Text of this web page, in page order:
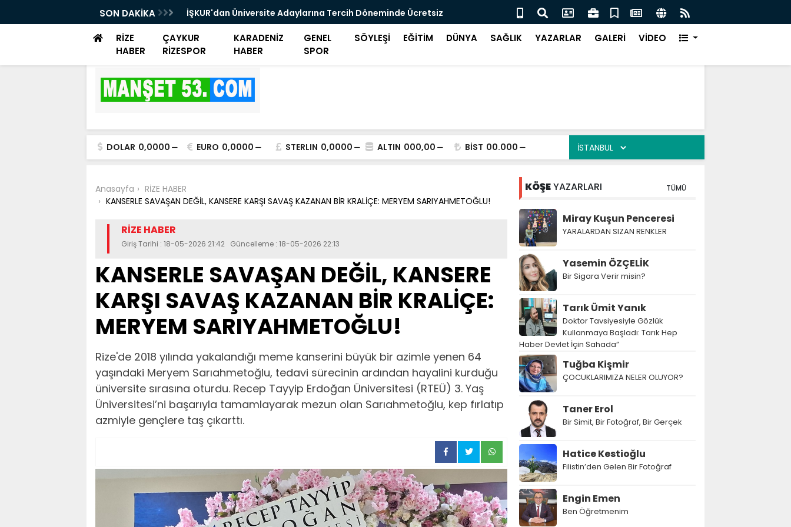
SON DAKİKA
Günü düzenlendi
İŞKUR'dan Üniversite Adaylarına Tercih Döneminde Ücretsiz
Danışmanlık Desteği
Midilli'de Türk Müziği Rüzgarı Esecek.
RİZE
HABER
ÇAYKUR
RİZESPOR
KARADENİZ
HABER
GENEL
SPOR
SÖYLEŞİ EĞİTİM DÜNYA SAĞLIK YAZARLAR GALERİ VİDEO
DOLAR 0,0000 EURO 0,0000 STERLIN 0,0000 ALTIN 000,00 BİST 00.000
Anasayfa
RİZE HABER
KANSERLE SAVAŞAN DEĞİL, KANSERE KARŞI SAVAŞ KAZANAN BİR KRALİÇE: MERYEM SARIYAHMETOĞLU!
RİZE HABER
Giriş Tarihi : 18-05-2026 21:42 Güncelleme : 18-05-2026 22:13
KANSERLE SAVAŞAN DEĞİL, KANSERE
KARŞI SAVAŞ KAZANAN BİR KRALİÇE:
MERYEM SARIYAHMETOĞLU!
Rize'de 2018 yılında yakalandığı meme kanserini büyük bir azimle yenen 64
yaşındaki Meryem Sarıahmetoğlu, tedavi sürecinin ardından hayalini kurduğu
üniversite sırasına oturdu. Recep Tayyip Erdoğan Üniversitesi (RTEÜ) 3. Yaş
Üniversitesi’ni başarıyla tamamlayarak mezun olan Sarıahmetoğlu, kep fırlatıp
azmiyle gençlere taş çıkarttı.
KÖŞEYAZARLARI TÜMÜ
Miray Kuşun Penceresi
YARALARDAN SIZAN RENKLER
Yasemin ÖZÇELİK
Bir Sigara Verir misin?
Tarık Ümit Yanık
Doktor Tavsiyesiyle Gözlük
Kullanmaya Başladı: Tarık Hep
Haber Devlet İçin Sahada”
Tuğba Kişmir
ÇOCUKLARIMIZA NELER OLUYOR?
Taner Erol
Bir Simit, Bir Fotoğraf, Bir Gerçek
Hatice Kestioğlu
Filistin’den Gelen Bir Fotoğraf
Engin Emen
Ben Öğretmenim